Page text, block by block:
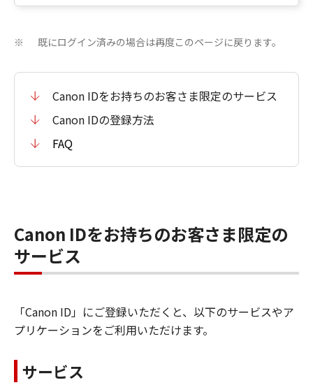
※ 既にログイン済みの場合は再度このページに戻ります。
Canon IDをお持ちのお客さま限定のサービス
Canon IDの登録方法
FAQ
Canon IDをお持ちのお客さま限定の
サービス
「Canon ID」にご登録いただくと、以下のサービスやア
プリケーションをご利用いただけます。
サービス